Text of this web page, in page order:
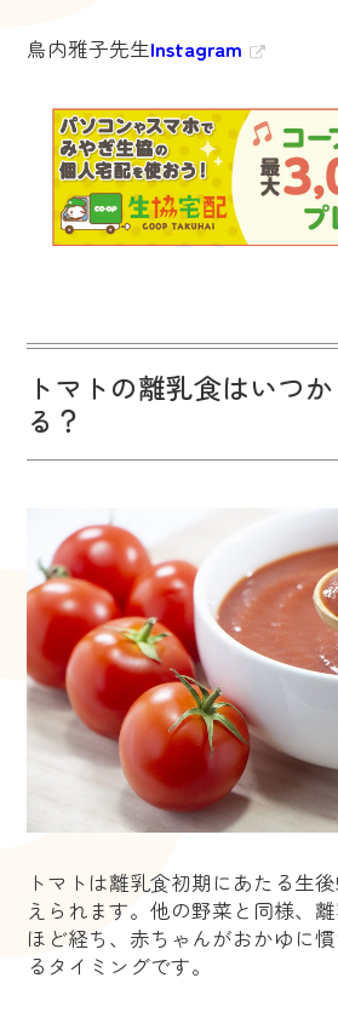
鳥内雅子先生Instagram
トマトの離乳食はいつ
る？
トマトは離乳食初期にあたる生
えられます。他の野菜と同様、
ほど経ち、赤ちゃんがおかゆに
るタイミングです。